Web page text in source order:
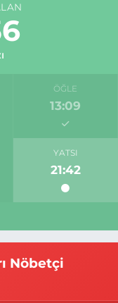
ÖĞLE
13:09
YATSI
21:42
Nöbetçi